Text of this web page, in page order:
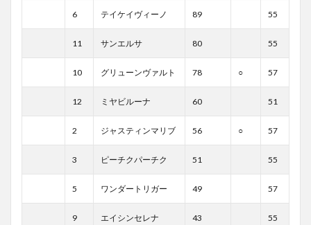
6 テイケイヴィーノ 89 55
11 サンエルサ 80 55
10 グリューンヴァルト 78 ○ 57
12 ミヤビルーナ 60 51
2 ジャスティンマリブ 56 ○ 57
3 ピーチクパーチク 51 55
5 ワンダートリガー 49 57
9 エイシンセレナ 43 55